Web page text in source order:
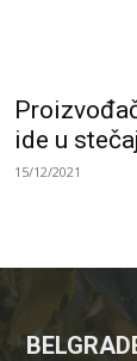
ide u stečaj
15/12/2021